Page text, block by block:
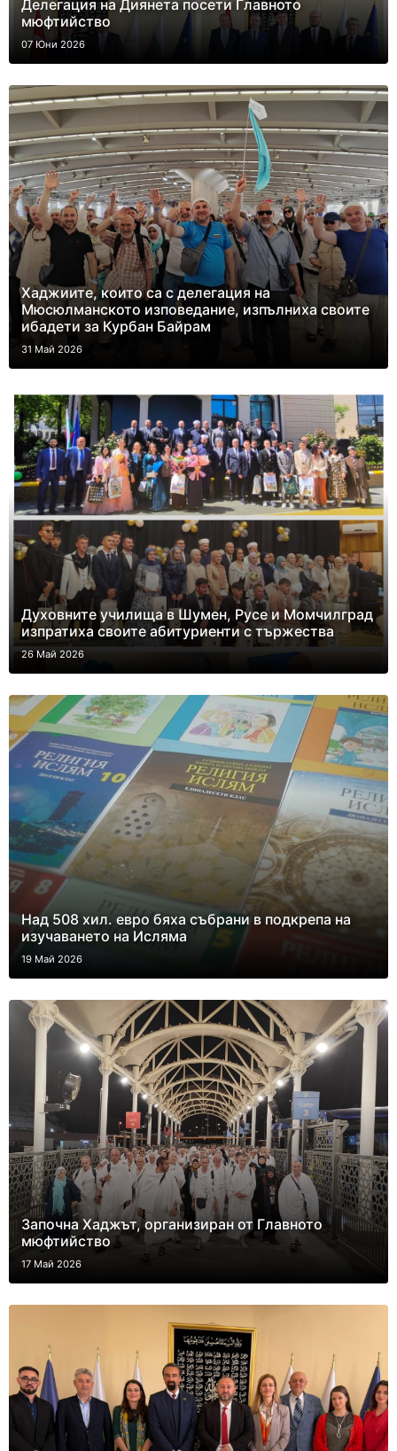
Делегация на Диянета посети Главното
мюфтийство
07 Юни 2026
Хаджиите, които са с делегация на
Мюсюлманското изповедание, изпълниха своите
ибадети за Курбан Байрам
31 Май 2026
Духовните училища в Шумен, Русе и Момчилград
изпратиха своите абитуриенти с тържества
26 Май 2026
Над 508 хил. евро бяха събрани в подкрепа на
изучаването на Исляма
19 Май 2026
Започна Хаджът, организиран от Главното
мюфтийство
17 Май 2026